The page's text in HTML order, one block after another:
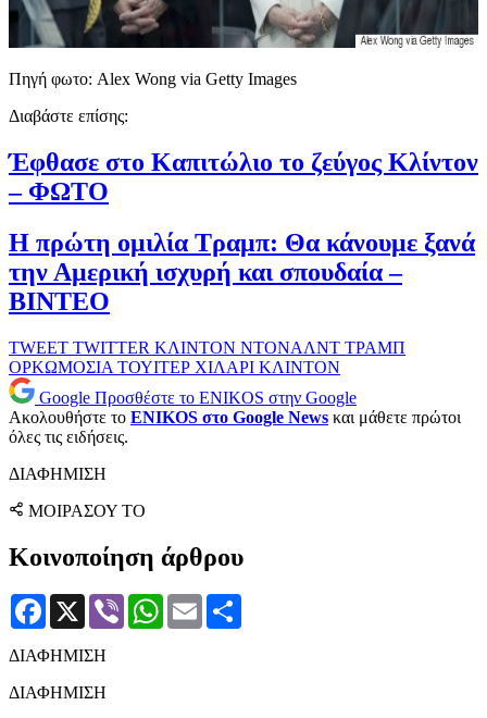
Πηγή φωτο: Alex Wong via Getty Images
Διαβάστε επίσης:
Έφθασε στο Καπιτώλιο το ζεύγος Κλίντον
– ΦΩΤΟ
Η πρώτη ομιλία Τραμπ: Θα κάνουμε ξανά
την Αμερική ισχυρή και σπουδαία –
ΒΙΝΤΕΟ
TWEET TWITTER ΚΛΙΝΤΟΝ ΝΤΟΝΑΛΝΤ ΤΡΑΜΠ
ΟΡΚΩΜΟΣΙΑ ΤΟΥΙΤΕΡ ΧΙΛΑΡΙ ΚΛΙΝΤΟΝ
Google Προσθέστε το ENIKOS στην Google
Ακολουθήστε το ENIKOS στο Google News και μάθετε πρώτοι
όλες τις ειδήσεις.
ΔΙΑΦΗΜΙΣΗ
ΜΟΙΡΑΣΟΥ ΤΟ
Κοινοποίηση άρθρου
Facebook
X Viber WhatsApp
Email
ΔΙΑΦΗΜΙΣΗ
ΔΙΑΦΗΜΙΣΗ